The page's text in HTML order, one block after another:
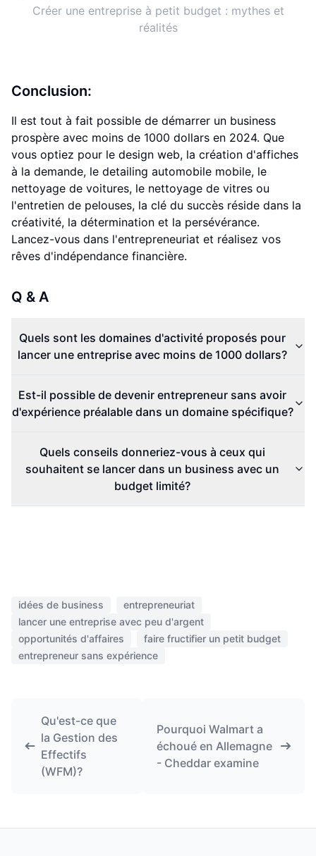
Créer une entreprise à petit budget : mythes et
réalités
Conclusion:
Il est tout à fait possible de démarrer un business
prospère avec moins de 1000 dollars en 2024. Que
vous optiez pour le design web, la création d'affiches
à la demande, le detailing automobile mobile, le
nettoyage de voitures, le nettoyage de vitres ou
l'entretien de pelouses, la clé du succès réside dans la
créativité, la détermination et la persévérance.
Lancez-vous dans l'entrepreneuriat et réalisez vos
rêves d'indépendance financière.
Q & A
Quels sont les domaines d'activité proposés pour
lancer une entreprise avec moins de 1000 dollars?
Est-il possible de devenir entrepreneur sans avoir
d'expérience préalable dans un domaine spécifique?
Quels conseils donneriez-vous à ceux qui
souhaitent se lancer dans un business avec un
budget limité?
idées de business
entrepreneuriat
lancer une entreprise avec peu d'argent
opportunités d'affaires
faire fructifier un petit budget
entrepreneur sans expérience
Qu'est-ce que
la Gestion des
Effectifs
(WFM)?
Pourquoi Walmart a
échoué en Allemagne
- Cheddar examine